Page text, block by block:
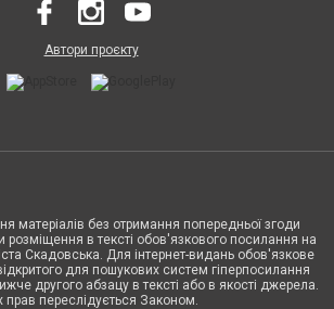
Автори проєкту
матеріалів без отримання попередньої згоди
в тексті обов'язкового посилання на
Скадовська. Для інтернет-видань обов'язкове
для пошукових систем гіперпосилання
другого абзацу в тексті або в якості джерела.
прав переслідується Законом.